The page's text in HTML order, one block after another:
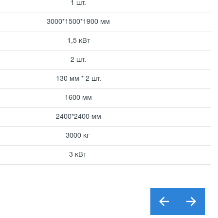
1 шт.
3000*1500*1900 мм
1,5 кВт
2 шт.
130 мм * 2 шт.
1600 мм
2400*2400 мм
3000 кг
3 кВт